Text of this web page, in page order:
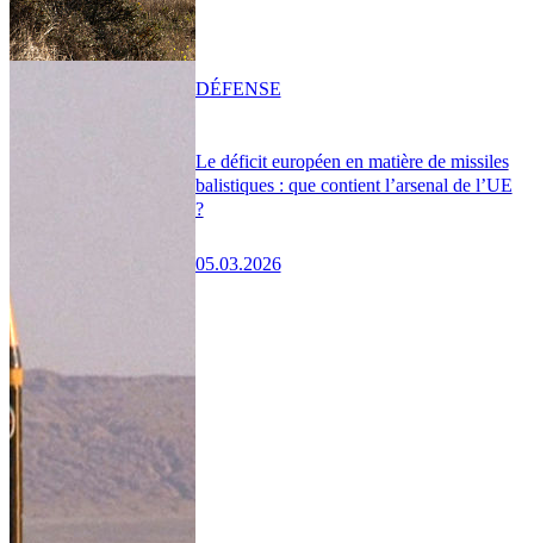
Le déficit européen en matière de missiles
balistiques : que contient l’arsenal de l’UE
?
05.03.2026
DÉFENSE